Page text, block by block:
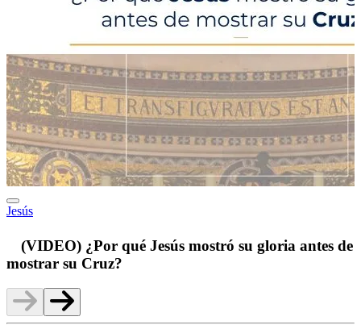
Jesús
(VIDEO) ¿Por qué Jesús mostró su gloria antes de
mostrar su Cruz?